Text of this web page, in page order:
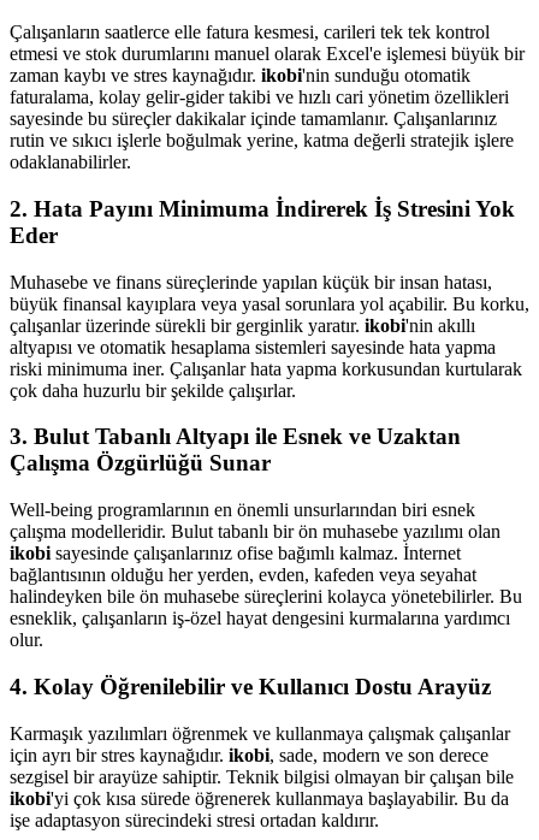
Çalışanların saatlerce elle fatura kesmesi, carileri tek tek kontrol
etmesi ve stok durumlarını manuel olarak Excel'e işlemesi büyük bir
zaman kaybı ve stres kaynağıdır. ikobi'nin sunduğu otomatik
faturalama, kolay gelir-gider takibi ve hızlı cari yönetim özellikleri
sayesinde bu süreçler dakikalar içinde tamamlanır. Çalışanlarınız
rutin ve sıkıcı işlerle boğulmak yerine, katma değerli stratejik işlere
odaklanabilirler.
2. Hata Payını Minimuma İndirerek İş Stresini Yok
Eder
Muhasebe ve finans süreçlerinde yapılan küçük bir insan hatası,
büyük finansal kayıplara veya yasal sorunlara yol açabilir. Bu korku,
çalışanlar üzerinde sürekli bir gerginlik yaratır. ikobi'nin akıllı
altyapısı ve otomatik hesaplama sistemleri sayesinde hata yapma
riski minimuma iner. Çalışanlar hata yapma korkusundan kurtularak
çok daha huzurlu bir şekilde çalışırlar.
3. Bulut Tabanlı Altyapı ile Esnek ve Uzaktan
Çalışma Özgürlüğü Sunar
Well-being programlarının en önemli unsurlarından biri esnek
çalışma modelleridir. Bulut tabanlı bir ön muhasebe yazılımı olan
ikobi sayesinde çalışanlarınız ofise bağımlı kalmaz. İnternet
bağlantısının olduğu her yerden, evden, kafeden veya seyahat
halindeyken bile ön muhasebe süreçlerini kolayca yönetebilirler. Bu
esneklik, çalışanların iş-özel hayat dengesini kurmalarına yardımcı
olur.
4. Kolay Öğrenilebilir ve Kullanıcı Dostu Arayüz
Karmaşık yazılımları öğrenmek ve kullanmaya çalışmak çalışanlar
için ayrı bir stres kaynağıdır. ikobi, sade, modern ve son derece
sezgisel bir arayüze sahiptir. Teknik bilgisi olmayan bir çalışan bile
ikobi'yi çok kısa sürede öğrenerek kullanmaya başlayabilir. Bu da
işe adaptasyon sürecindeki stresi ortadan kaldırır.